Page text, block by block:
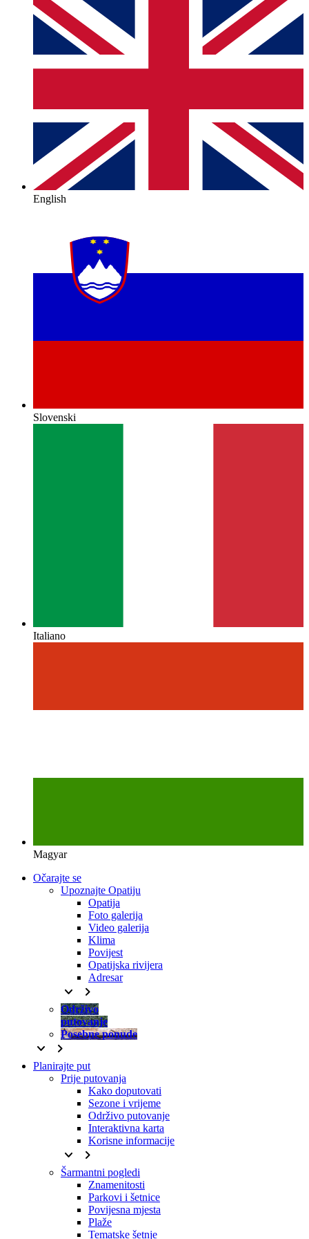
English
Slovenski
Italiano
Magyar
Očarajte se
Upoznajte Opatiju
Opatija
Foto galerija
Video galerija
Klima
Povijest
Opatijska rivijera
Adresar
keyboard_arrow_down keyboard_arrow_right
Održivo
putovanje
Posebne ponude
keyboard_arrow_down keyboard_arrow_right
Planirajte put
Prije putovanja
Kako doputovati
Sezone i vrijeme
Održivo putovanje
Interaktivna karta
Korisne informacije
keyboard_arrow_down keyboard_arrow_right
Šarmantni pogledi
Znamenitosti
Parkovi i šetnice
Povijesna mjesta
Plaže
Tematske šetnje